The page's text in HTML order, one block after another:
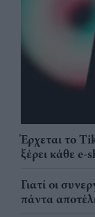
Έρχεται το
ξέρει κάθε e-
Γιατί οι
πάντα